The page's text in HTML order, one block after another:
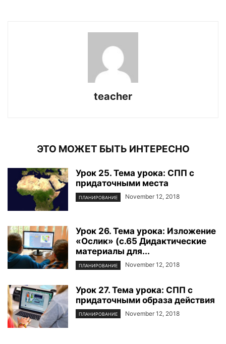
teacher
ЭТО МОЖЕТ БЫТЬ ИНТЕРЕСНО
Урок 25. Тема урока: СПП с
придаточными места
ПЛАНИРОВАНИЕ November 12, 2018
Урок 26. Тема урока: Изложение
«Ослик» (с.65 Дидактические
материалы для...
ПЛАНИРОВАНИЕ November 12, 2018
Урок 27. Тема урока: СПП с
придаточными образа действия
ПЛАНИРОВАНИЕ November 12, 2018